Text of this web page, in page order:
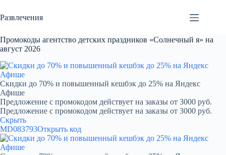
к
сути
Развлечения
Промокоды агентство детских праздников «Солнечный я» на
август 2026
Скидки до 70% и повышенный кешбэк до 25% на Яндекс
Афише
Предложение с промокодом действует на заказы от 3000 руб.
Предложение с промокодом действует на заказы от 3000 руб.
Скрыть
MD083793Открыть код